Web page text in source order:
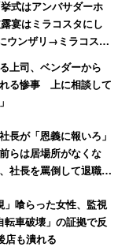
式はアンバサダーホ
宴はミラコスタにし
ウンザリ→ミラコスタ
「呼んでません」と絶
上司、ベンダーから
れる惨事 上に相談して
長が「恩義に報いろ」
らは居場所がなくな
社長を罵倒して退職
」喰らった女性、監視
転車破壊」の証拠で反
も潰れる